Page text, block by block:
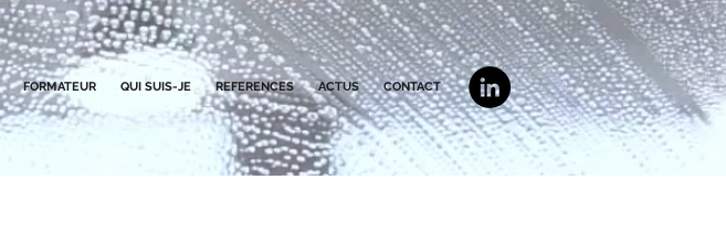
FORMATEUR QUI SUIS-JE REFERENCES ACTUS CONTACT